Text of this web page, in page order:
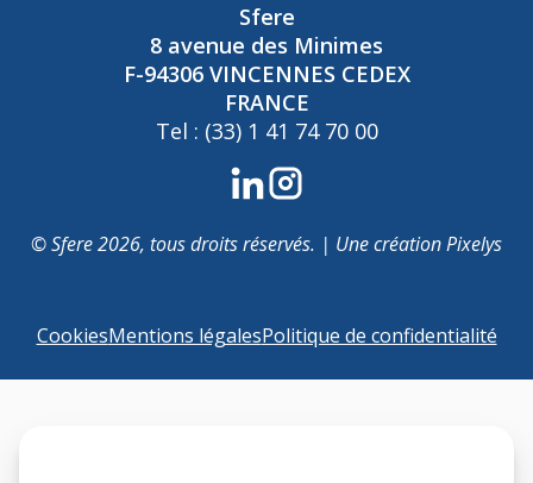
Sfere
8 avenue des Minimes
F-94306 VINCENNES CEDEX
FRANCE
Tel : (33) 1 41 74 70 00
© Sfere 2026, tous droits réservés. | Une créationPixelys
CookiesMentions légalesPolitique de confidentialité